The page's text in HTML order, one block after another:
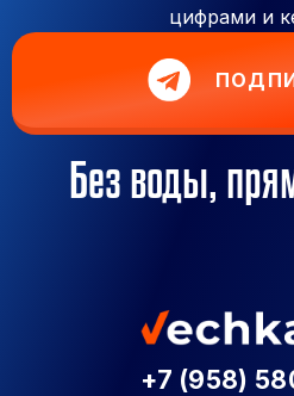
цифрами и
Без воды,
+7 (958)